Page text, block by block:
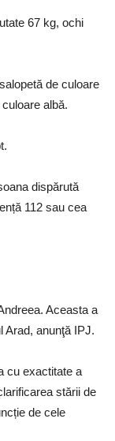
67 kg, ochi
de culoare
albă.
dispărută
112 sau cea
Aceasta a
Arad, anunţă IPJ.
cu exactitate a
stării de
de cele